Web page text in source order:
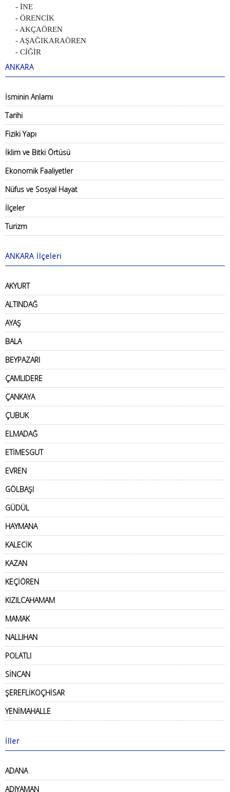
- İNE
- ÖRENCİK
- AKÇAÖREN
- AŞAĞIKARAÖREN
- CİĞİR
ANKARA
İsminin Anlamı
Tarihi
Fiziki Yapı
İklim ve Bitki Örtüsü
Ekonomik Faaliyetler
Nüfus ve Sosyal Hayat
İlçeler
Turizm
ANKARA İlçeleri
AKYURT
ALTINDAĞ
AYAŞ
BALA
BEYPAZARI
ÇAMLIDERE
ÇANKAYA
ÇUBUK
ELMADAĞ
ETİMESGUT
EVREN
GÖLBAŞI
GÜDÜL
HAYMANA
KALECİK
KAZAN
KEÇİÖREN
KIZILCAHAMAM
MAMAK
NALLIHAN
POLATLI
SİNCAN
ŞEREFLİKOÇHİSAR
YENİMAHALLE
İller
ADANA
ADIYAMAN